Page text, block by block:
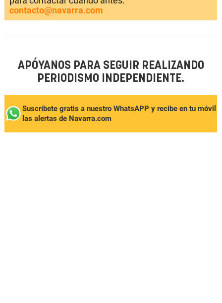
contacto@navarra.com
APÓYANOS PARA SEGUIR REALIZANDO
PERIODISMO INDEPENDIENTE.
Suscríbete gratis a nuestro WhatsAPP y recibe en tu móvil
las alertas de Navarra.com